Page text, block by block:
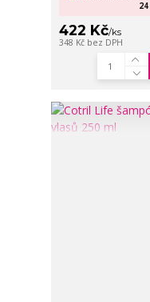
422 Kč/ks
348 Kč bez DPH
24